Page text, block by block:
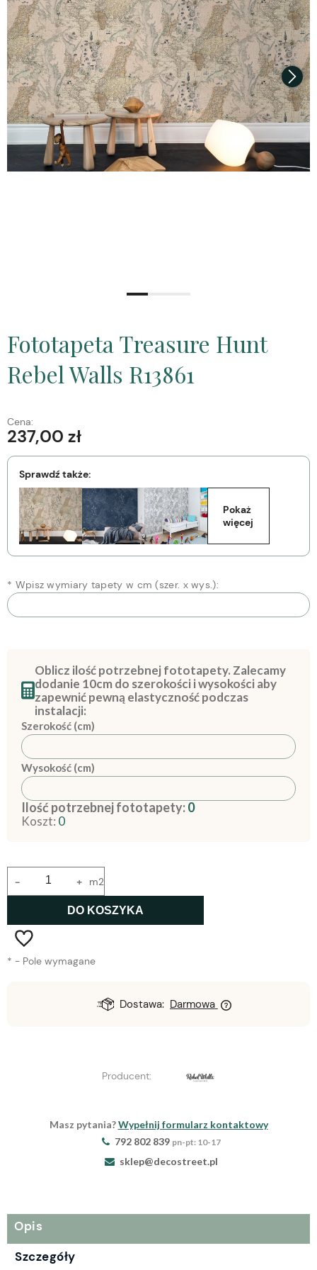
Fototapeta Treasure Hunt
Rebel Walls R13861
Cena:
237,00 zł
Sprawdź także:
Pokaż
więcej
* Wpisz wymiary tapety w cm (szer. x wys.):
Oblicz ilość potrzebnej fototapety. Zalecamy
dodanie 10cm do szerokości i wysokości aby
zapewnić pewną elastyczność podczas
instalacji:
Szerokość (cm)
Wysokość (cm)
Ilość potrzebnej fototapety:0
Koszt: 0
+
- m2
DO KOSZYKA
* - Pole wymagane
Dostawa: Darmowa
Producent:
Masz pytania?Wypełnij formularz kontaktowy
792 802 839 pn-pt: 10-17
sklep@decostreet.pl
Opis
Szczegóły